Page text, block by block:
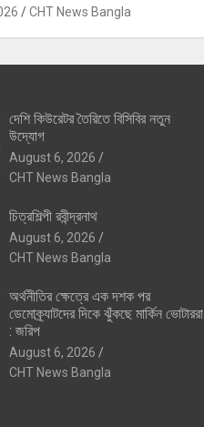
CHT News Bangla
দেশি কিউরেটর তৈরিতে বিসিবির নতুন
উদ্যোগ
August 6, 2026
CHT News Bangla
চিত্রশিল্পী রবীন্দ্রনাথ
August 6, 2026
CHT News Bangla
অর্থনীতির ক্ষেত্রে এক দশক পর
ডেমোক্র্যাটদের দিকে ঝুঁকছে মার্কিন ভোটাররা
: জরিপ
August 6, 2026
CHT News Bangla